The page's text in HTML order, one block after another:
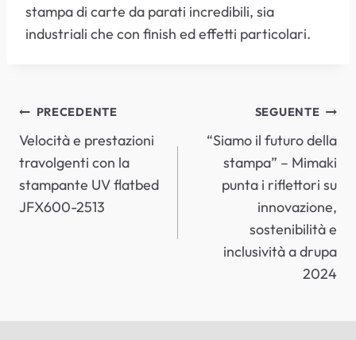
stampa di carte da parati incredibili, sia
industriali che con finish ed effetti particolari.
NAVIGAZIONE
ARTICOLI
PRECEDENTE
Velocità e prestazioni
travolgenti con la
stampante UV flatbed
JFX600-2513
SEGUENTE
“Siamo il futuro della
stampa” – Mimaki
punta i riflettori su
innovazione,
sostenibilità e
inclusività a drupa
2024